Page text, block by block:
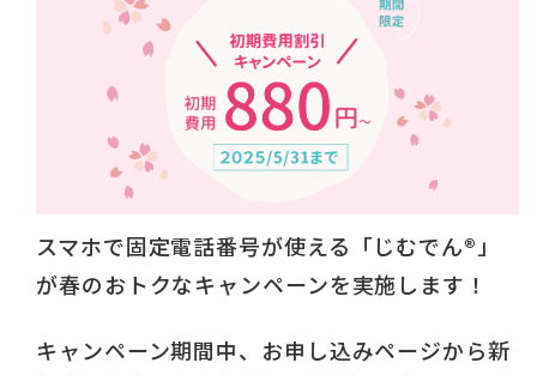
スマホで固定電話番号が使える「じむでん®」
が春のおトクなキャンペーンを実施します！
キャンペーン期間中、お申し込みページから新